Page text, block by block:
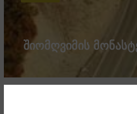
​შიომღვიმის